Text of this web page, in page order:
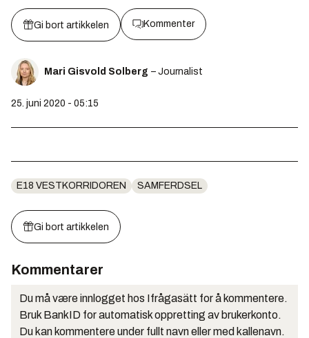
Gi bort artikkelen Kommenter
Mari Gisvold Solberg – Journalist
25. juni 2020 - 05:15
E18 VESTKORRIDOREN SAMFERDSEL
Gi bort artikkelen
Kommentarer
Du må være innlogget hos Ifrågasätt for å kommentere.
Bruk BankID for automatisk oppretting av brukerkonto.
Du kan kommentere under fullt navn eller med kallenavn.